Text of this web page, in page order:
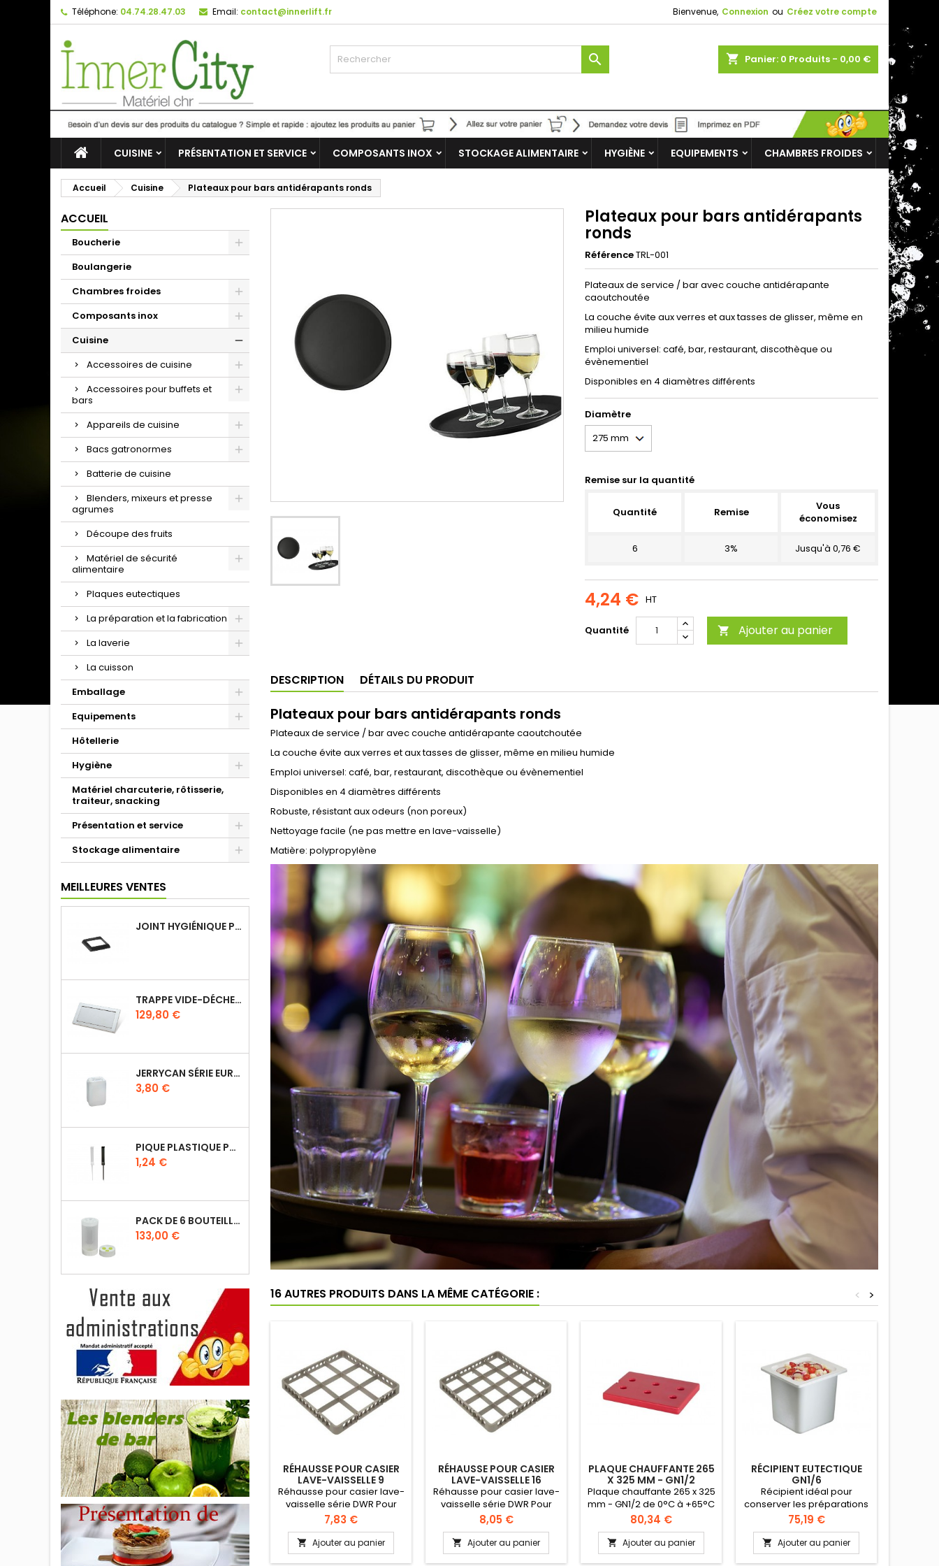
Téléphone: 04.74.28.47.03 Email: contact@innerlift.fr Bienvenue, Connexion ou Créez votre compte
shopping_cart Panier: 0 Produits - 0,00 €

CUISINE PRÉSENTATION ET SERVICE COMPOSANTS INOX STOCKAGE ALIMENTAIRE HYGIÈNE EQUIPEMENTS CHAMBRES FROIDES
Accueil Cuisine Plateaux pour bars antidérapants ronds
ACCUEIL
Boucherie
Boulangerie
Chambres froides
Composants inox
Cuisine
Accessoires de cuisine
Accessoires pour buffets et
bars
Appareils de cuisine
Bacs gatronormes
Batterie de cuisine
Blenders, mixeurs et presse
agrumes
Découpe des fruits
Matériel de sécurité
alimentaire
Plaques eutectiques
La préparation et la fabrication
La laverie
La cuisson
Emballage
Equipements
Hôtellerie
Hygiène
Matériel charcuterie, rôtisserie,
traiteur, snacking
Présentation et service
Stockage alimentaire
MEILLEURES VENTES
JOINT HYGIÉNIQUE POUR ANNEAU TUBE 40 X 40 MM NOIR
TRAPPE VIDE-DÉCHETS BASCULANT ENCASTRABLE EN INOX
Prix
129,80 €
JERRYCAN SÉRIE EURO UN DIN 61
Prix
3,80 €
PIQUE PLASTIQUE POUR ÉTIQUETTES SUR LES PLATS EN VITRINE
Prix
1,24 €
PACK DE 6 BOUTEILLES SAUCE GUN 630 ML AVEC MEMBRANE 3 TROUS
Prix
133,00 €
Plateaux pour bars antidérapants
ronds
RéférenceTRL-001
Plateaux de service / bar avec couche antidérapante
caoutchoutée
La couche évite aux verres et aux tasses de glisser, même en
milieu humide
Emploi universel: café, bar, restaurant, discothèque ou
évènementiel
Disponibles en 4 diamètres différents
Diamètre
Remise sur la quantité
Quantité Remise
Vous
économisez
6 3% Jusqu'à 0,76 €
4,24 € HT
Quantité  Ajouter au panier
DESCRIPTION DÉTAILS DU PRODUIT
Plateaux pour bars antidérapants ronds
Plateaux de service / bar avec couche antidérapante caoutchoutée
La couche évite aux verres et aux tasses de glisser, même en milieu humide
Emploi universel: café, bar, restaurant, discothèque ou évènementiel
Disponibles en 4 diamètres différents
Robuste, résistant aux odeurs (non poreux)
Nettoyage facile (ne pas mettre en lave-vaisselle)
Matière: polypropylène
16 AUTRES PRODUITS DANS LA MÊME CATÉGORIE : >
<
RÉHAUSSE POUR CASIER
LAVE-VAISSELLE 9
COMPARTIMENTS
Réhausse pour casier lave-
vaisselle série DWR Pour
tous casier bleu série DWR.
Hauteur 40 mm
Prix
7,83 €
 Ajouter au panier
RÉHAUSSE POUR CASIER
LAVE-VAISSELLE 16
COMPARTIMENTS
Réhausse pour casier lave-
vaisselle série DWR Pour
tous casier bleu série DWR.
Hauteur 40 mm
Prix
8,05 €
 Ajouter au panier
PLAQUE CHAUFFANTE 265
X 325 MM - GN1/2
Plaque chauffante 265 x 325
mm - GN1/2 de 0°C à +65°C
Les plaques chaudes
doivent être installées dans
un four vapeur ou un four à
chaleur tournante sur une
Prix
80,34 €
 Ajouter au panier
RÉCIPIENT EUTECTIQUE
GN1/6
Récipient idéal pour
conserver les préparations
alimentaires froides. Option
: Couvercle transparent
pour protéger le contenu et
maintenir le froid
Prix
75,19 €
 Ajouter au panier